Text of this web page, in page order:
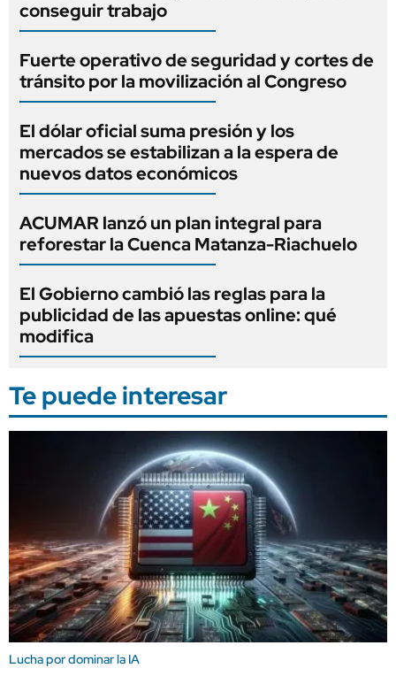
conseguir trabajo
Fuerte operativo de seguridad y cortes de
tránsito por la movilización al Congreso
El dólar oficial suma presión y los
mercados se estabilizan a la espera de
nuevos datos económicos
ACUMAR lanzó un plan integral para
reforestar la Cuenca Matanza-Riachuelo
El Gobierno cambió las reglas para la
publicidad de las apuestas online: qué
modifica
Te puede interesar
Lucha por dominar la IA